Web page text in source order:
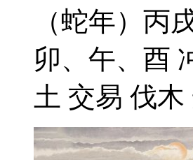
（蛇年）丙
卯、午、酉
土 交易 伐